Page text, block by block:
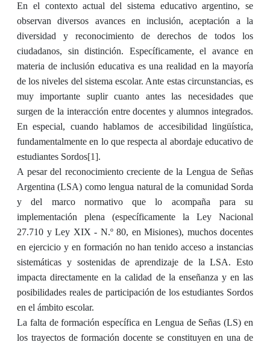
En el contexto actual del sistema educativo argentino, se
observan diversos avances en inclusión, aceptación a la
diversidad y reconocimiento de derechos de todos los
ciudadanos, sin distinción. Específicamente, el avance en
materia de inclusión educativa es una realidad en la mayoría
de los niveles del sistema escolar. Ante estas circunstancias, es
muy importante suplir cuanto antes las necesidades que
surgen de la interacción entre docentes y alumnos integrados.
En especial, cuando hablamos de accesibilidad lingüística,
fundamentalmente en lo que respecta al abordaje educativo de
estudiantes Sordos[1].
A pesar del reconocimiento creciente de la Lengua de Señas
Argentina (LSA) como lengua natural de la comunidad Sorda
y del marco normativo que lo acompaña para su
implementación plena (específicamente la Ley Nacional
27.710 y Ley XIX - N.º 80, en Misiones), muchos docentes
en ejercicio y en formación no han tenido acceso a instancias
sistemáticas y sostenidas de aprendizaje de la LSA. Esto
impacta directamente en la calidad de la enseñanza y en las
posibilidades reales de participación de los estudiantes Sordos
en el ámbito escolar.
La falta de formación específica en Lengua de Señas (LS) en
los trayectos de formación docente se constituyen en una de